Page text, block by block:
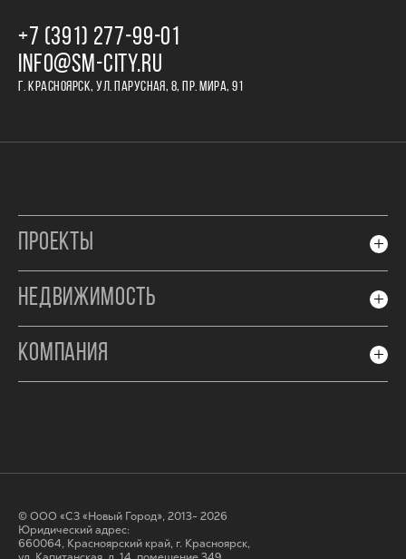
+7 (391) 277‒99‒01
INFO@SM-CITY.RU
Г. КРАСНОЯРСК, УЛ. ПАРУСНАЯ, 8, ПР. МИРА, 91
ПРОЕКТЫ
НЕДВИЖИМОСТЬ
КОМПАНИЯ
© ООО «СЗ «Новый Город», 2013- 2026
Юридический адрес:
660064, Красноярский край, г. Красноярск,